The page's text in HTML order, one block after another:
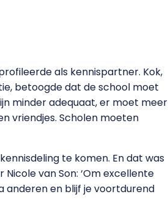
als kennispartner. Kok,
betoogde dat de school moet
minder adequaat, er moet meer
vriendjes. Scholen moeten
te komen. En dat was
van Son: ‘Om excellente
anderen en blijf je voortdurend